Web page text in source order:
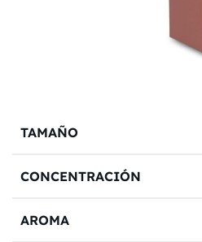
TAMAÑO
CONCENTRACIÓN
AROMA